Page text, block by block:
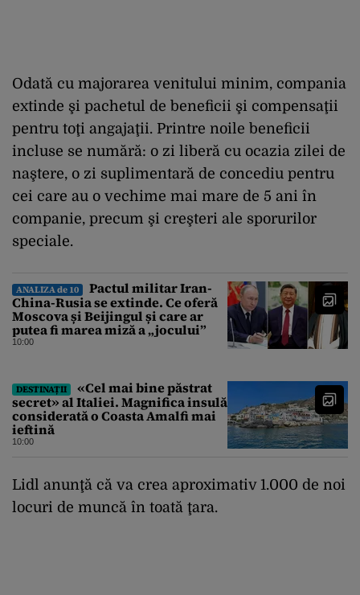
Odată cu majorarea venitului minim, compania
extinde şi pachetul de beneficii şi compensaţii
pentru toţi angajaţii. Printre noile beneficii
incluse se numără: o zi liberă cu ocazia zilei de
naştere, o zi suplimentară de concediu pentru
cei care au o vechime mai mare de 5 ani în
companie, precum şi creşteri ale sporurilor
speciale.
ANALIZA de 10
Pactul militar Iran-
China-Rusia se extinde. Ce oferă
Moscova și Beijingul și care ar
putea fi marea miză a „jocului”
10:00
DESTINAȚII
«Cel mai bine păstrat
secret» al Italiei. Magnifica insulă
considerată o Coasta Amalfi mai
ieftină
10:00
Lidl anunţă că va crea aproximativ 1.000 de noi
locuri de muncă în toată ţara.